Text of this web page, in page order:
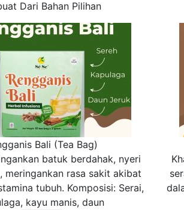
Dari Bahan Pilihan
Bali (Tea Bag)
batuk berdahak, nyeri
meringankan rasa sakit akibat
tubuh. Komposisi: Serai,
kayu manis, daun